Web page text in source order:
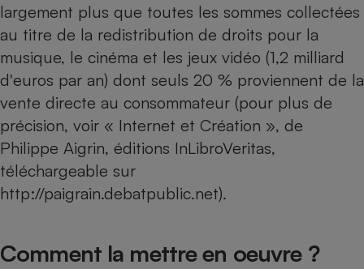
largement plus que toutes les sommes collectées
au titre de la redistribution de droits pour la
musique, le cinéma et les jeux vidéo (1,2 milliard
d'euros par an) dont seuls 20 % proviennent de la
vente directe au consommateur (pour plus de
précision, voir « Internet et Création », de
Philippe Aigrin, éditions InLibroVeritas,
téléchargeable sur
http://paigrain.debatpublic.net).
Comment la mettre en oeuvre ?